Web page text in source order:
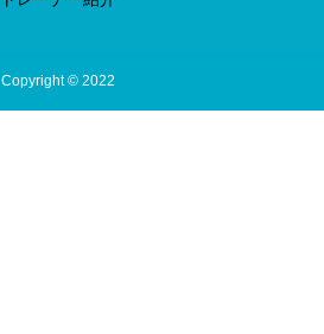
Copyright © 2022